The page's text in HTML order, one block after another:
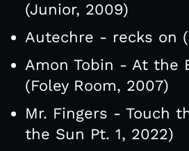
(Junior, 2009)
Autechre - recks on
Amon Tobin - At the
(Foley Room, 2007)
Mr. Fingers - Touch
the Sun Pt. 1, 2022)